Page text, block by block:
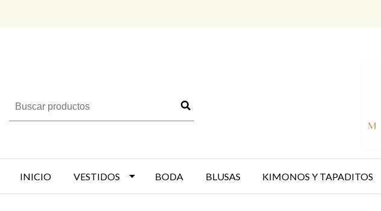
INICIO VESTIDOS BODA BLUSAS KIMONOS Y TAPADITOS